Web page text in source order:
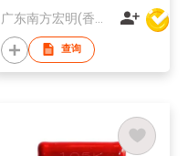
查询